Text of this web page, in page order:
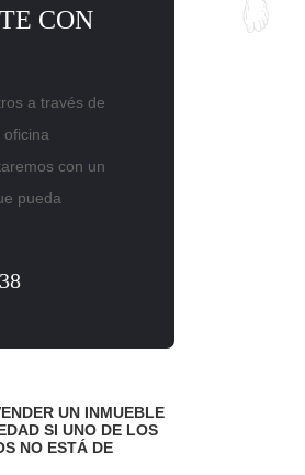
CON
a través de
con un
pueda
UN INMUEBLE
SI UNO DE LOS
NO ESTÁ DE